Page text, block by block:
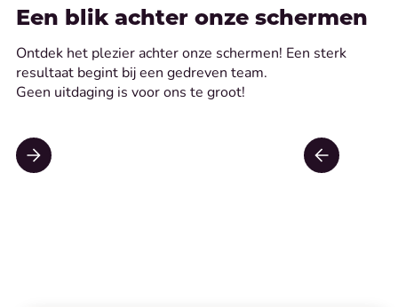
Een blik achter onze schermen
Ontdek het plezier achter onze schermen! Een sterk
resultaat begint bij een gedreven team.
Geen uitdaging is voor ons te groot!